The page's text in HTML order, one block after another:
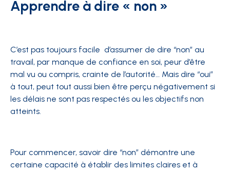
Apprendre à dire « non »
C’est pas toujours facile d’assumer de dire “non” au
travail, par manque de confiance en soi, peur d’être
mal vu ou compris, crainte de l’autorité… Mais dire “oui”
à tout, peut tout aussi bien être perçu négativement si
les délais ne sont pas respectés ou les objectifs non
atteints.
Pour commencer, savoir dire “non” démontre une
certaine capacité à établir des limites claires et à